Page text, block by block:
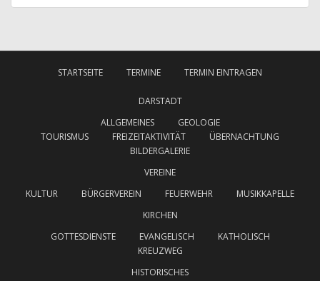
STARTSEITE TERMINE TERMIN EINTRAGEN
DARSTADT
ALLGEMEINES
GEOLOGIE
TOURISMUS
FREIZEITAKTIVITÄT
ÜBERNACHTUNG
BILDERGALERIE
VEREINE
KULTUR
BÜRGERVEREIN FEUERWEHR
MUSIKKAPELLE
KIRCHEN
GOTTESDIENSTE
EVANGELISCH
KATHOLISCH
KREUZWEG
HISTORISCHES